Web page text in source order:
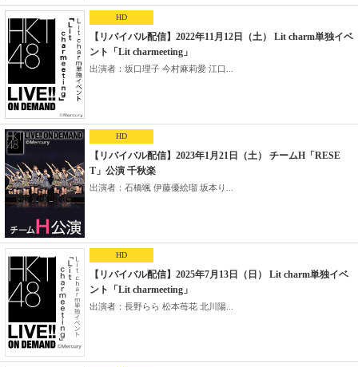
HD
【リバイバル配信】2022年11月12日（土） Lit charm単独イベ
ント「Lit charmeeting」
出演者：坂口理子 今村麻莉愛 江口...
HD
【リバイバル配信】2023年1月21日（土） チームH「RESE
T」公演 千秋楽
出演者：石橋颯 伊藤優絵瑠 坂本り...
HD
【リバイバル配信】2025年7月13日（日） Lit charm単独イベ
ント「Lit charmeeting」
出演者：長野らら 松本苺花 北川陽...